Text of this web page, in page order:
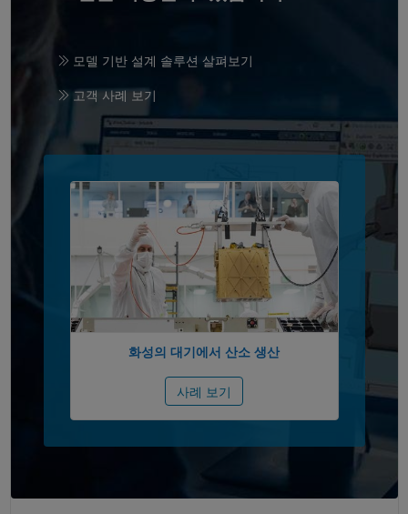
모델 기반 설계 솔루션 살펴보기
고객 사례 보기
패널 내비게이션
화성의 대기에서 산소 생산
사례 보기